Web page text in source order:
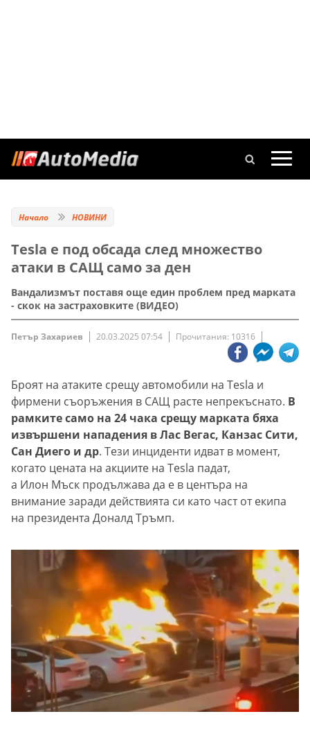
Начало НОВИНИ
Tesla е под обсада след множество
атаки в САЩ само за ден
Вандализмът поставя още един проблем пред марката
- скок на застраховките (ВИДЕО)
Петър Захариев 20.03.2025 07:54 Прочитания: 10316
Броят на атаките срещу автомобили на Tesla и
фирмени съоръжения в САЩ расте непрекъснато. В
рамките само на 24 чака срещу марката бяха
извършени нападения в Лас Вегас, Канзас Сити,
Сан Диего и др. Тези инциденти идват в момент,
когато цената на акциите на Tesla падат,
а Илон Мъск продължава да е в центъра на
внимание заради действията си като част от екипа
на президента Доналд Тръмп.